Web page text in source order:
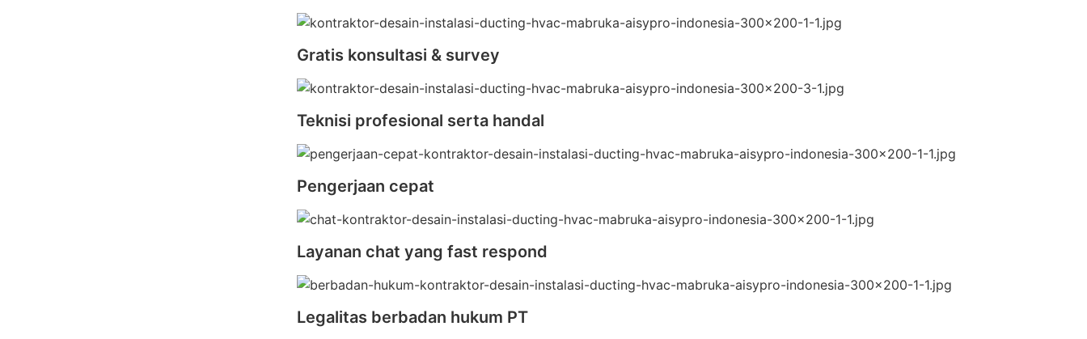
Gratis konsultasi & survey
Teknisi profesional serta handal
Pengerjaan cepat
Layanan chat yang fast respond
Legalitas berbadan hukum PT